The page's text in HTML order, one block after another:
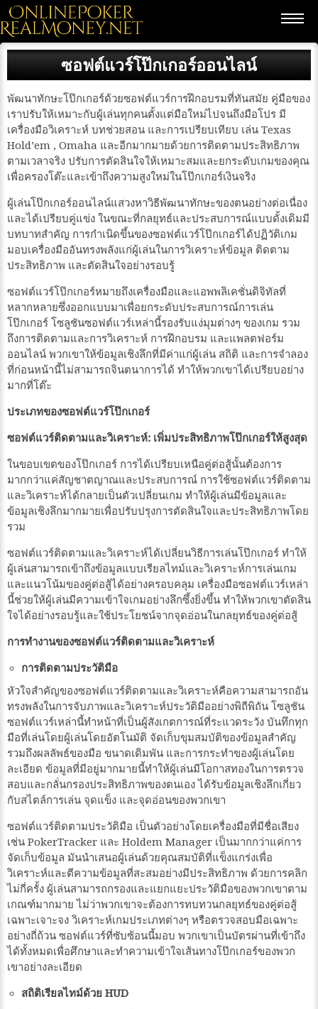
ซอฟต์แวร์โป๊กเกอร์ออนไลน์
พัฒนาทักษะโป๊กเกอร์ด้วยซอฟต์แวร์การฝึกอบรมที่ทันสมัย คู่มือของ
เราปรับให้เหมาะกับผู้เล่นทุกคนตั้งแต่มือใหม่ไปจนถึงมือโปร มี
เครื่องมือวิเคราะห์ บทช่วยสอน และการเปรียบเทียบ เล่น Texas
Hold’em , Omaha และอีกมากมายด้วยการติดตามประสิทธิภาพ
ตามเวลาจริง ปรับการตัดสินใจให้เหมาะสมและยกระดับเกมของคุณ
เพื่อครองโต๊ะและเข้าถึงความสูงใหม่ในโป๊กเกอร์เงินจริง
ผู้เล่นโป๊กเกอร์ออนไลน์แสวงหาวิธีพัฒนาทักษะของตนอย่างต่อเนื่อง
และได้เปรียบคู่แข่ง ในขณะที่กลยุทธ์และประสบการณ์แบบดั้งเดิมมี
บทบาทสำคัญ การกำเนิดขึ้นของซอฟต์แวร์โป๊กเกอร์ได้ปฏิวัติเกม
มอบเครื่องมืออันทรงพลังแก่ผู้เล่นในการวิเคราะห์ข้อมูล ติดตาม
ประสิทธิภาพ และตัดสินใจอย่างรอบรู้
ซอฟต์แวร์โป๊กเกอร์หมายถึงเครื่องมือและแอพพลิเคชั่นดิจิทัลที่
หลากหลายซึ่งออกแบบมาเพื่อยกระดับประสบการณ์การเล่น
โป๊กเกอร์ โซลูชันซอฟต์แวร์เหล่านี้รองรับแง่มุมต่างๆ ของเกม รวม
ถึงการติดตามและการวิเคราะห์ การฝึกอบรม และแพลตฟอร์ม
ออนไลน์ พวกเขาให้ข้อมูลเชิงลึกที่มีค่าแก่ผู้เล่น สถิติ และการจำลอง
ที่ก่อนหน้านี้ไม่สามารถจินตนาการได้ ทำให้พวกเขาได้เปรียบอย่าง
มากที่โต๊ะ
ประเภทของซอฟต์แวร์โป๊กเกอร์
ซอฟต์แวร์ติดตามและวิเคราะห์: เพิ่มประสิทธิภาพโป๊กเกอร์ให้สูงสุด
ในขอบเขตของโป๊กเกอร์ การได้เปรียบเหนือคู่ต่อสู้นั้นต้องการ
มากกว่าแค่สัญชาตญาณและประสบการณ์ การใช้ซอฟต์แวร์ติดตาม
และวิเคราะห์ได้กลายเป็นตัวเปลี่ยนเกม ทำให้ผู้เล่นมีข้อมูลและ
ข้อมูลเชิงลึกมากมายเพื่อปรับปรุงการตัดสินใจและประสิทธิภาพโดย
รวม
ซอฟต์แวร์ติดตามและวิเคราะห์ได้เปลี่ยนวิธีการเล่นโป๊กเกอร์ ทำให้
ผู้เล่นสามารถเข้าถึงข้อมูลแบบเรียลไทม์และวิเคราะห์การเล่นเกม
และแนวโน้มของคู่ต่อสู้ได้อย่างครอบคลุม เครื่องมือซอฟต์แวร์เหล่า
นี้ช่วยให้ผู้เล่นมีความเข้าใจเกมอย่างลึกซึ้งยิ่งขึ้น ทำให้พวกเขาตัดสิน
ใจได้อย่างรอบรู้และใช้ประโยชน์จากจุดอ่อนในกลยุทธ์ของคู่ต่อสู้
การทำงานของซอฟต์แวร์ติดตามและวิเคราะห์
การติดตามประวัติมือ
หัวใจสำคัญของซอฟต์แวร์ติดตามและวิเคราะห์คือความสามารถอัน
ทรงพลังในการจับภาพและวิเคราะห์ประวัติมืออย่างพิถีพิถัน โซลูชัน
ซอฟต์แวร์เหล่านี้ทำหน้าที่เป็นผู้สังเกตการณ์ที่ระแวดระวัง บันทึกทุก
มือที่เล่นโดยผู้เล่นโดยอัตโนมัติ จัดเก็บขุมสมบัติของข้อมูลสำคัญ
รวมถึงผลลัพธ์ของมือ ขนาดเดิมพัน และการกระทำของผู้เล่นโดย
ละเอียด ข้อมูลที่มีอยู่มากมายนี้ทำให้ผู้เล่นมีโอกาสทองในการตรวจ
สอบและกลั่นกรองประสิทธิภาพของตนเอง ได้รับข้อมูลเชิงลึกเกี่ยว
กับสไตล์การเล่น จุดแข็ง และจุดอ่อนของพวกเขา
ซอฟต์แวร์ติดตามประวัติมือ เป็นตัวอย่างโดยเครื่องมือที่มีชื่อเสียง
เช่น PokerTracker และ Holdem Manager เป็นมากกว่าแค่การ
จัดเก็บข้อมูล มันนำเสนอผู้เล่นด้วยคุณสมบัติที่แข็งแกร่งเพื่อ
วิเคราะห์และตีความข้อมูลที่สะสมอย่างมีประสิทธิภาพ ด้วยการคลิก
ไม่กี่ครั้ง ผู้เล่นสามารถกรองและแยกแยะประวัติมือของพวกเขาตาม
เกณฑ์มากมาย ไม่ว่าพวกเขาจะต้องการทบทวนกลยุทธ์ของคู่ต่อสู้
เฉพาะเจาะจง วิเคราะห์เกมประเภทต่างๆ หรือตรวจสอบมือเฉพาะ
อย่างถี่ถ้วน ซอฟต์แวร์ที่ซับซ้อนนี้มอบ พวกเขาเป็นบัตรผ่านที่เข้าถึง
ได้ทั้งหมดเพื่อศึกษาและทำความเข้าใจเส้นทางโป๊กเกอร์ของพวก
เขาอย่างละเอียด
สถิติเรียลไทม์ด้วย HUD